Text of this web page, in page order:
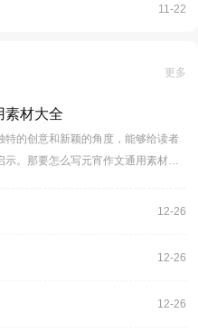
11-22
更多
素材大全
特的创意和新颖的角度，能够给读者
示。那要怎么写元宵作文通用素材大
12-26
12-26
12-26